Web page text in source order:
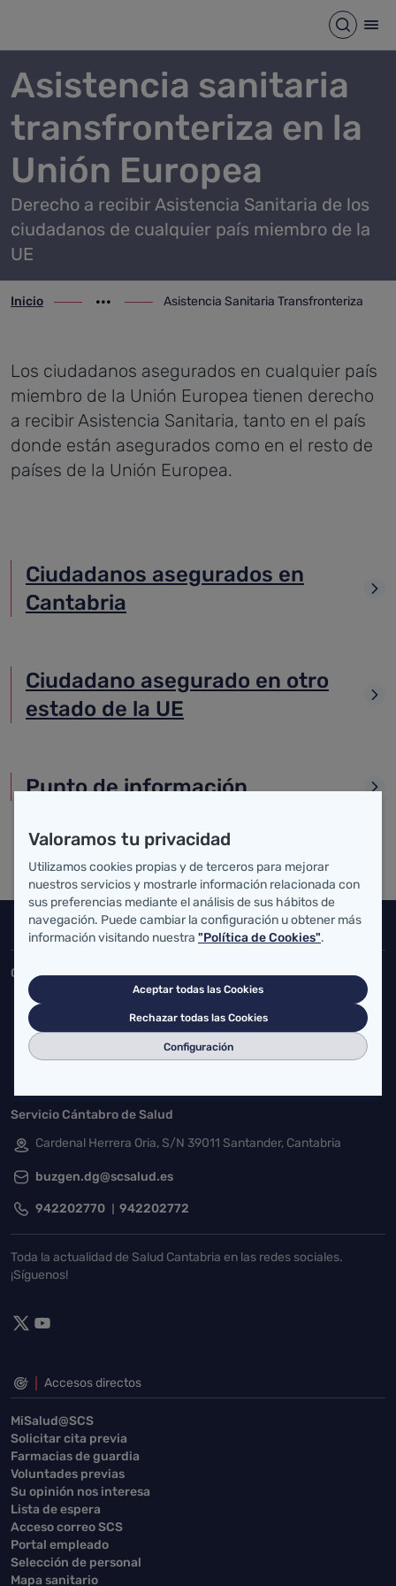
Asistencia Sanitaria Abrir
Asistencia sanitaria
transfronteriza en la
Unión Europea
Derecho a recibir Asistencia Sanitaria de los
ciudadanos de cualquier país miembro de la
UE
ir-a inicio
Inicio
Mostrar opciones del camino de migas
ir-a Asistencia Sanitaria Transfronteriza
Asistencia Sanitaria Transfronteriza
Los ciudadanos asegurados en cualquier país
miembro de la Unión Europea tienen derecho
a recibir Asistencia Sanitaria, tanto en el país
donde están asegurados como en el resto de
países de la Unión Europea.
Ciudadanos asegurados en
Cantabria
Ciudadano asegurado en otro
estado de la UE
Punto de información
Inicio del pie de página
Salud Cantabria
Consejería de Salud
Federico Vial 13, 39009 Santander, Cantabria
atencionusuario@cantabria.es
Servicio Cántabro de Salud
Cardenal Herrera Oria, S/N 39011 Santander, Cantabria
buzgen.dg@scsalud.es
942202770 942202772
Toda la actualidad de Salud Cantabria en las redes sociales.
¡Síguenos!
Accesos directos
MiSalud@SCS
Solicitar cita previa
Farmacias de guardia
Voluntades previas
Su opinión nos interesa
Lista de espera
Acceso correo SCS
Portal empleado
Selección de personal
Mapa sanitario
Valoramos tu privacidad
Utilizamos cookies propias y de terceros para mejorar
nuestros servicios y mostrarle información relacionada con
sus preferencias mediante el análisis de sus hábitos de
navegación. Puede cambiar la configuración u obtener más
información visitando nuestra "Política de Cookies".
Aceptar todas las Cookies
Rechazar todas las Cookies
Configuración